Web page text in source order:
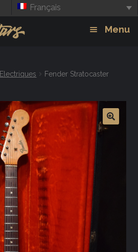
Français
Menu
Electriques Fender Stratocaster